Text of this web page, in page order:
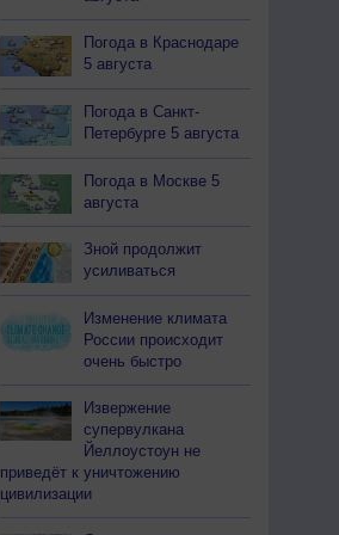
Погода в Краснодаре
5 августа
Погода в Санкт-
Петербурге 5 августа
Погода в Москве 5
августа
Зной продолжит
усиливаться
Изменение климата
России происходит
очень быстро
Извержение
супервулкана
Йеллоустоун не
приведёт к уничтожению
цивилизации